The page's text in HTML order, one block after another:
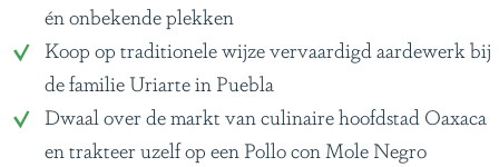
én onbekende plekken
Koop op traditionele wijze vervaardigd aardewerk bij
de familie Uriarte in Puebla
Dwaal over de markt van culinaire hoofdstad Oaxaca
en trakteer uzelf op een Pollo con Mole Negro